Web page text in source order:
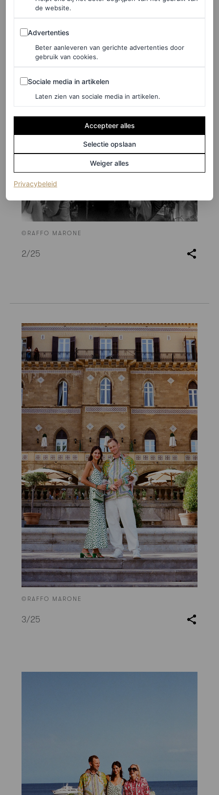
©RAFFO MARONE
/25
©RAFFO MARONE
2/25
©RAFFO MARONE
3/25
de website.
Advertenties
Advertenties
Beter aanleveren van gerichte advertenties door
gebruik van cookies.
Sociale media in artikelen
Sociale media in artikelen
Laten zien van sociale media in artikelen.
Accepteer alles
Selectie opslaan
Weiger alles
Privacybeleid